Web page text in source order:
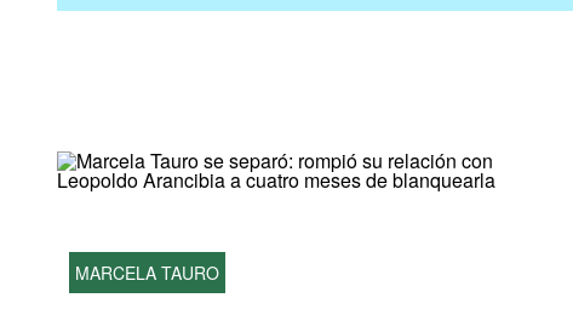
MARCELA TAURO